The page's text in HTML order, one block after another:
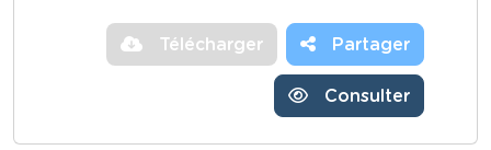
Télécharger Partager
Consulter